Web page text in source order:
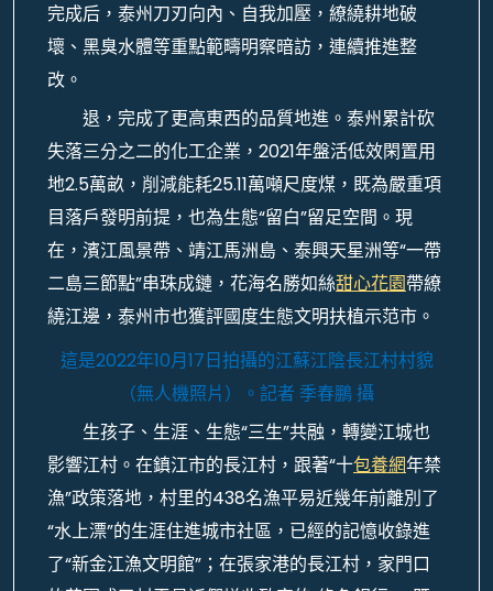
完成后，泰州刀刃向內、自我加壓，繚繞耕地破
壞、黑臭水體等重點範疇明察暗訪，連續推進整
改。
退，完成了更高東西的品質地進。泰州累計砍
失落三分之二的化工企業，2021年盤活低效閑置用
地2.5萬畝，削減能耗25.11萬噸尺度煤，既為嚴重項
目落戶發明前提，也為生態“留白”留足空間。現
在，濱江風景帶、靖江馬洲島、泰興天星洲等“一帶
二島三節點”串珠成鏈，花海名勝如絲甜心花園帶繚
繞江邊，泰州市也獲評國度生態文明扶植示范市。
這是2022年10月17日拍攝的江蘇江陰長江村村貌
（無人機照片）。 記者 季春鵬 攝
生孩子、生涯、生態“三生”共融，轉變江城也
影響江村。在鎮江市的長江村，跟著“十包養網年禁
漁”政策落地，村里的438名漁平易近幾年前離別了
“水上漂”的生涯住進城市社區，已經的記憶收錄進
了“新金江漁文明館”；在張家港的長江村，家門口